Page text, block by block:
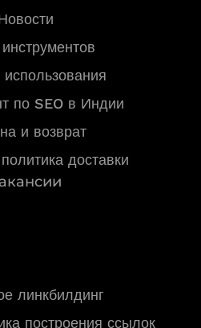
по SEO в Индии
и возврат
доставки
линкбилдинг
построения ссылок